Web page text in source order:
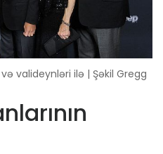
valideynləri ilə | Şəkil Gregg